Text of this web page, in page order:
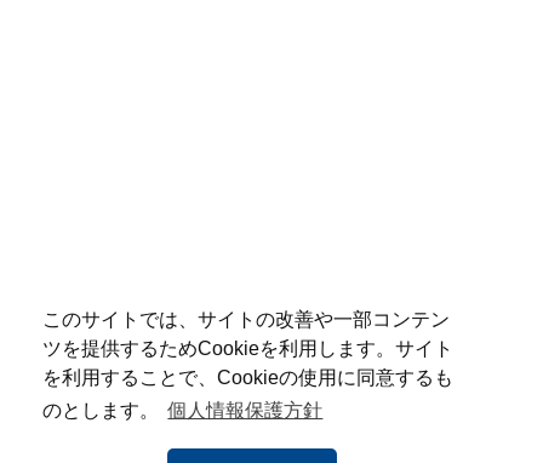
このサイトでは、サイトの改善や一部コンテン
ツを提供するためCookieを利用します。サイト
を利用することで、Cookieの使用に同意するも
のとします。
個人情報保護方針